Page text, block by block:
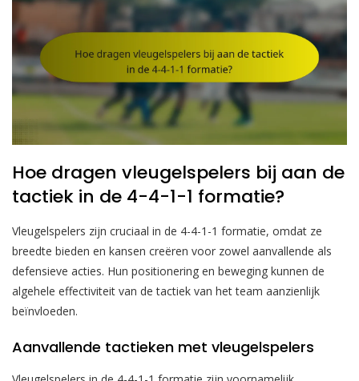
Hoe dragen vleugelspelers bij aan de
tactiek in de 4-4-1-1 formatie?
Vleugelspelers zijn cruciaal in de 4-4-1-1 formatie, omdat ze
breedte bieden en kansen creëren voor zowel aanvallende als
defensieve acties. Hun positionering en beweging kunnen de
algehele effectiviteit van de tactiek van het team aanzienlijk
beïnvloeden.
Aanvallende tactieken met vleugelspelers